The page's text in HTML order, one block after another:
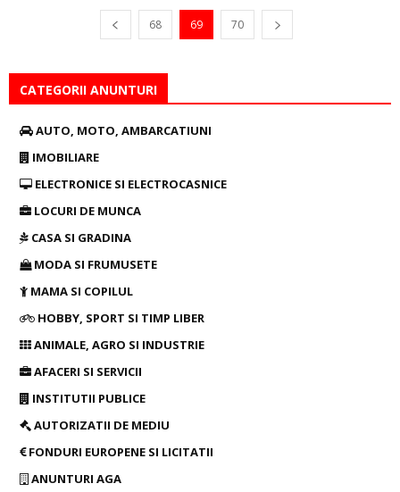
68 69 70
CATEGORII ANUNTURI
AUTO, MOTO, AMBARCATIUNI
IMOBILIARE
ELECTRONICE SI ELECTROCASNICE
LOCURI DE MUNCA
CASA SI GRADINA
MODA SI FRUMUSETE
MAMA SI COPILUL
HOBBY, SPORT SI TIMP LIBER
ANIMALE, AGRO SI INDUSTRIE
AFACERI SI SERVICII
INSTITUTII PUBLICE
AUTORIZATII DE MEDIU
FONDURI EUROPENE SI LICITATII
ANUNTURI AGA